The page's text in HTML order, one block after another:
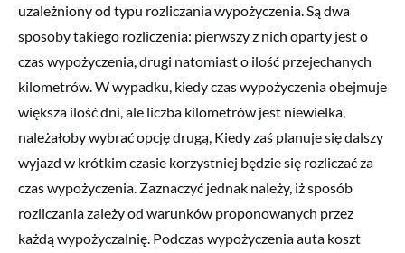
uzależniony od typu rozliczania wypożyczenia. Są dwa
sposoby takiego rozliczenia: pierwszy z nich oparty jest o
czas wypożyczenia, drugi natomiast o ilość przejechanych
kilometrów. W wypadku, kiedy czas wypożyczenia obejmuje
większa ilość dni, ale liczba kilometrów jest niewielka,
należałoby wybrać opcję drugą, Kiedy zaś planuje się dalszy
wyjazd w krótkim czasie korzystniej będzie się rozliczać za
czas wypożyczenia. Zaznaczyć jednak należy, iż sposób
rozliczania zależy od warunków proponowanych przez
każdą wypożyczalnię. Podczas wypożyczenia auta koszt